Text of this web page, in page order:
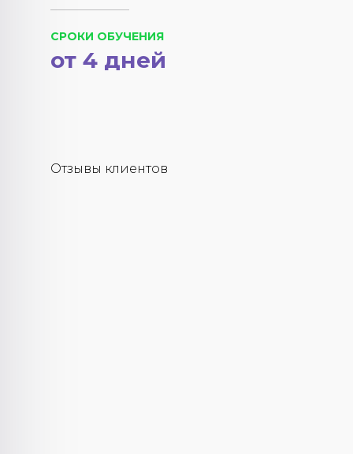
СРОКИ ОБУЧЕНИЯ
от 4 дней
Отзывы клиентов